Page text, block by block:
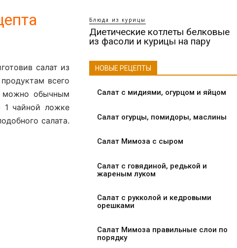
салат из
всего
можно обычным
1 чайной ложке
салата.
Блюда из курицы
Диетические котлеты белковые
из фасоли и курицы на пару
НОВЫЕ РЕЦЕПТЫ
Салат с мидиями, огурцом и яйцом
Салат огурцы, помидоры, маслины
Салат Мимоза с сыром
Салат с говядиной, редькой и
жареным луком
Салат с рукколой и кедровыми
орешками
Салат Мимоза правильные слои по
порядку